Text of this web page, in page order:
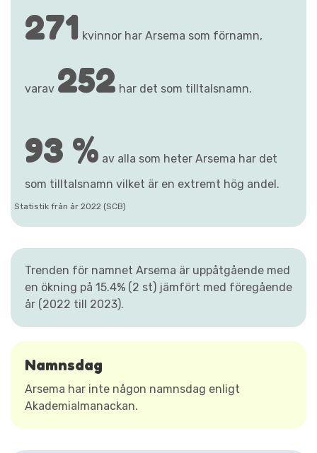
271 kvinnor har Arsema som förnamn,
varav 252 har det som tilltalsnamn.
93 % av alla som heter Arsema har det
som tilltalsnamn vilket är en extremt hög andel.
Statistik från år 2022 (SCB)
Trenden för namnet Arsema är uppåtgående med
en ökning på 15.4% (2 st) jämfört med föregående
år (2022 till 2023).
Namnsdag
Arsema har inte någon namnsdag enligt
Akademialmanackan.